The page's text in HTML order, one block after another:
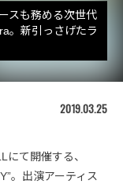
スも務める次世代
。新引っさげたラ
2019.03.25
にて開催する、
。出演アーティス